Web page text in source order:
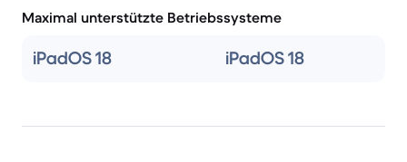
Maximal unterstützte Betriebssysteme
iPadOS 18 iPadOS 18